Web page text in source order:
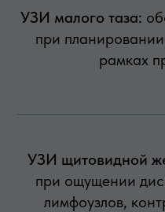
УЗИ малого таза:
при
рамках
УЗИ щитовидной
при ощущении
лимфоузлов,